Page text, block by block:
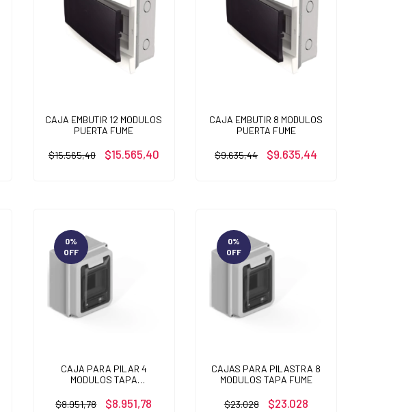
CAJA EMBUTIR 12 MODULOS
PUERTA FUME
$15.565,40 $15.565,40
CAJA EMBUTIR 8 MODULOS
PUERTA FUME
$9.635,44 $9.635,44
0%
OFF
CAJA PARA PILAR 4
MODULOS TAPA
$8.951,78
$8.951,78
0%
OFF
CAJAS PARA PILASTRA 8
MODULOS TAPA FUME
$23.028 $23.028